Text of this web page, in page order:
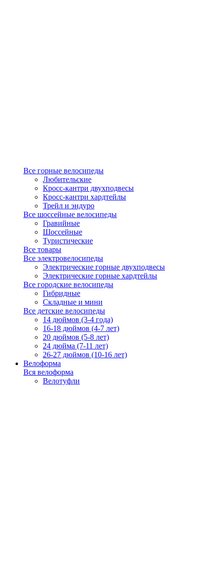
Все горные велосипеды
Любительские
Кросс-кантри двухподвесы
Кросс-кантри хардтейлы
Трейл и эндуро
Все шоссейные велосипеды
Гравийные
Шоссейные
Туристические
Все товары
Все электровелосипеды
Электрические горные двухподвесы
Электрические горные хардтейлы
Все городские велосипеды
Гибридные
Складные и мини
Все детские велосипеды
14 дюймов (3-4 года)
16-18 дюймов (4-7 лет)
20 дюймов (5-8 лет)
24 дюйма (7-11 лет)
26-27 дюймов (10-16 лет)
Велоформа
Вся велоформа
Велотуфли